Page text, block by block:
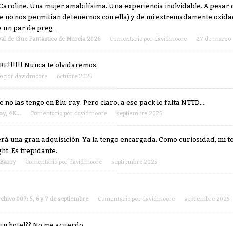
Una mujer amabilísima. Una experiencia inolvidable. A pesar
no nos permitían detenernos con ella) y de mi extremadamente
un par de preg…
de Cine Fantástico de Murcia 2026 Comentario por davidmoore 27 de marzo
Nunca te olvidaremos.
por davidmoore octubre 2025
las tengo en Blu-ray. Pero claro, a ese pack le falta NTTD....
4K... Comentario por davidmoore septiembre 2025
una gran adquisición. Ya la tengo encargada. Como curiosidad, mi
Es trepidante.
Comentario por davidmoore septiembre 2025
007: 5, 6 y 7 de septiembre Comentario por davidmoore septiembre 2025